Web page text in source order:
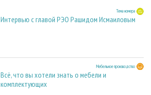
Тема номера
Интервью с главой РЭО Рашидом Исмаиловым
Мебельное производство
Всё, что вы хотели знать о мебели и
комплектующих